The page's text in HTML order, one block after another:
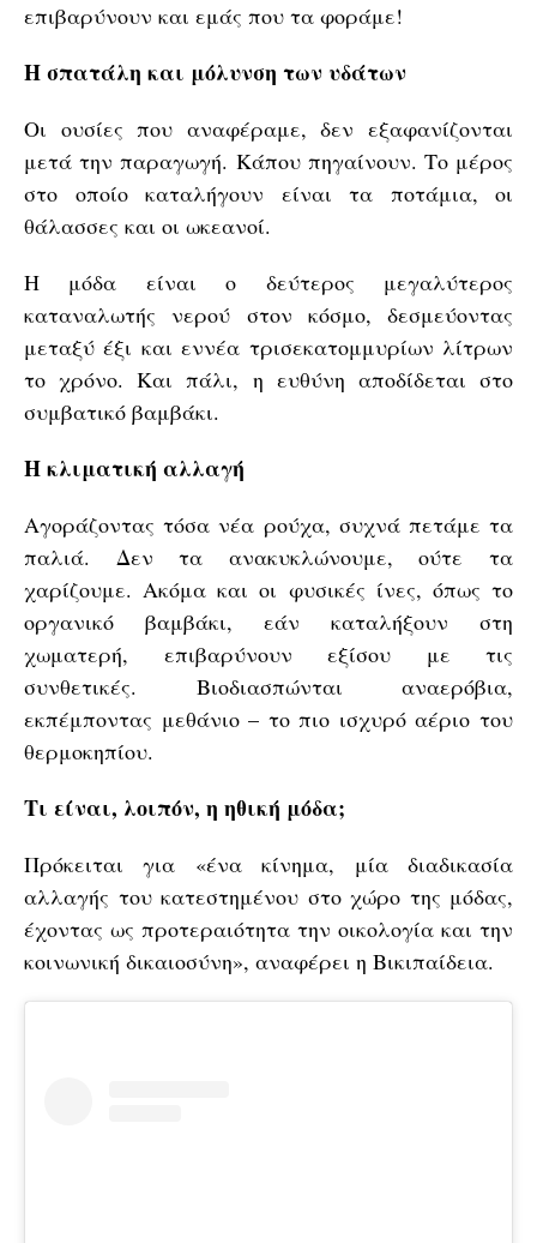
επιβαρύνουν και εμάς που τα φοράμε!
Η σπατάλη και μόλυνση των υδάτων
Οι ουσίες που αναφέραμε, δεν εξαφανίζονται
μετά την παραγωγή. Κάπου πηγαίνουν. Το μέρος
στο οποίο καταλήγουν είναι τα ποτάμια, οι
θάλασσες και οι ωκεανοί.
Η μόδα είναι ο δεύτερος μεγαλύτερος
καταναλωτής νερού στον κόσμο, δεσμεύοντας
μεταξύ έξι και εννέα τρισεκατομμυρίων λίτρων
το χρόνο. Και πάλι, η ευθύνη αποδίδεται στο
συμβατικό βαμβάκι.
Η κλιματική αλλαγή
Αγοράζοντας τόσα νέα ρούχα, συχνά πετάμε τα
παλιά. Δεν τα ανακυκλώνουμε, ούτε τα
χαρίζουμε. Ακόμα και οι φυσικές ίνες, όπως το
οργανικό βαμβάκι, εάν καταλήξουν στη
χωματερή, επιβαρύνουν εξίσου με τις
συνθετικές. Βιοδιασπώνται αναερόβια,
εκπέμποντας μεθάνιο – το πιο ισχυρό αέριο του
θερμοκηπίου.
Τι είναι, λοιπόν, η ηθική μόδα;
Πρόκειται για «ένα κίνημα, μία διαδικασία
αλλαγής του κατεστημένου στο χώρο της μόδας,
έχοντας ως προτεραιότητα την οικολογία και την
κοινωνική δικαιοσύνη», αναφέρει η Βικιπαίδεια.